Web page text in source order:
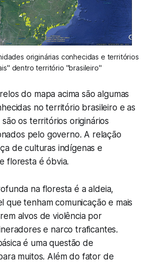
originárias conhecidas e territórios
dentro território "brasileiro"
do mapa acima são algumas
no território brasileiro e as
são os territórios originários
pelo governo. A relação
de culturas indígenas e
floresta é óbvia.
na floresta é a aldeia,
que tenham comunicação e mais
alvos de violência por
e narco traficantes.
é uma questão de
muitos. Além do fator de